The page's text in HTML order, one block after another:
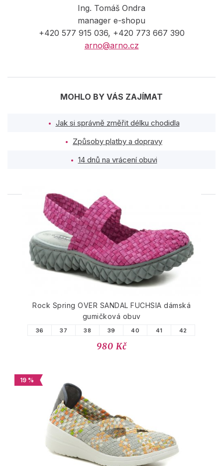
Ing. Tomáš Ondra
manager e-shopu
+420 577 915 036, +420 773 667 390
arno@arno.cz
MOHLO BY VÁS ZAJÍMAT
Jak si správně změřit délku chodidla
Způsoby platby a dopravy
14 dnů na vrácení obuvi
PODOBNÉ PRODUKTY
Rock Spring OVER SANDAL FUCHSIA dámská
gumičková obuv
36 37 38 39 40 41 42
980 Kč
19 %